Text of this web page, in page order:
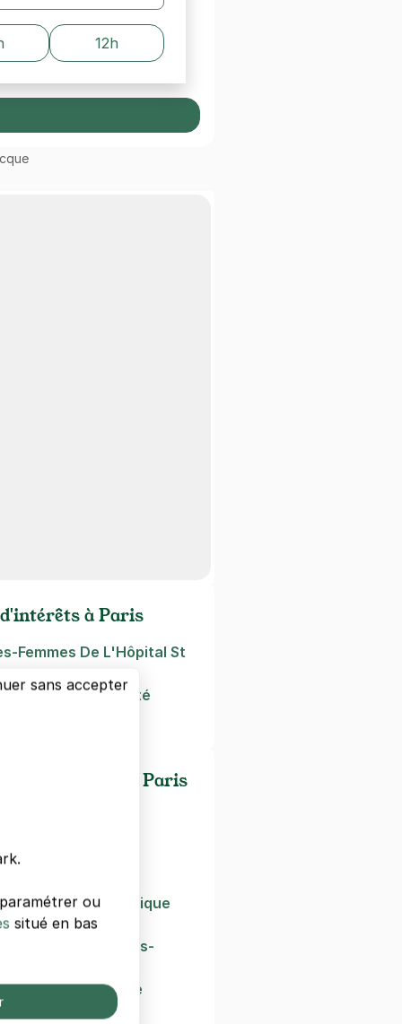
12h
à Paris
Femmes De L'Hôpital St
Femmes Maternité
universités de Paris
Technique Artistique
Des Saints-
Permanente
X
sans accepter
ou
situé en bas